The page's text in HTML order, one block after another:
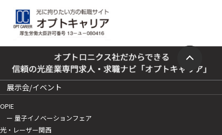
展示会/イベント
OPIE
ー 量子イノベーションフェア
光・レーザー関西